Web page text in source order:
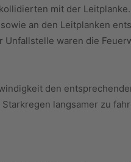
mit der
an den Leitplanken
Unfallstelle waren die
den
langsamer zu